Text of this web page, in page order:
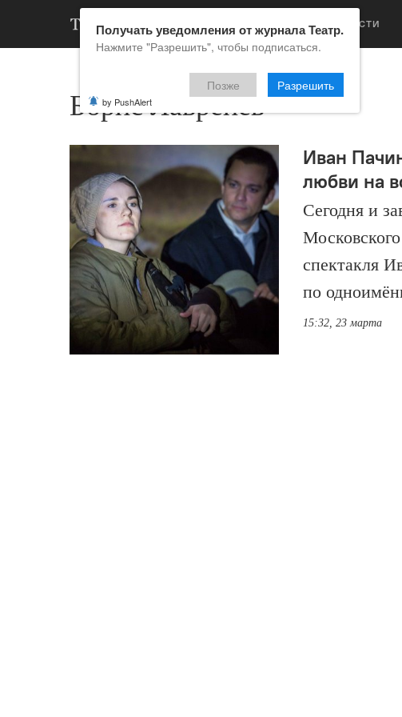
НОВОСТИ
Борис Лавренёв
Иван
любви на
Сегодня и
спектакля
по
15:32, 23 марта
Получать уведомления от журнала Театр.
Нажмите "Разрешить", чтобы подписаться.
Позже Разрешить
by PushAlert